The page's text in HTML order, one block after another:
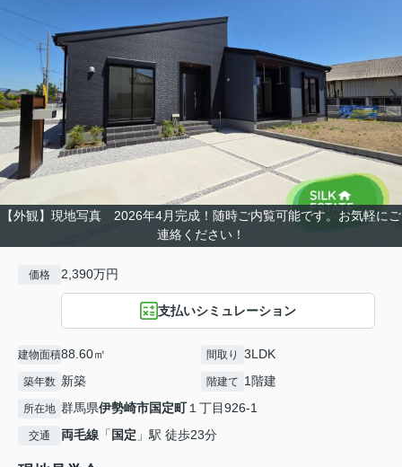
【外観】現地写真 2026年4月完成！随時ご内覧可能です。お気軽にご
連絡ください！
価格 2,390万円
支払いシミュレーション
建物面積88.60㎡ 間取り 3LDK
築年数 新築 階建て 1階建
所在地 群馬県伊勢崎市国定町１丁目926-1
交通 両毛線 「 国定 」駅 徒歩23分